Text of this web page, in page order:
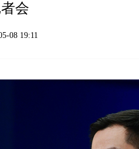
我们
会
08 19:11